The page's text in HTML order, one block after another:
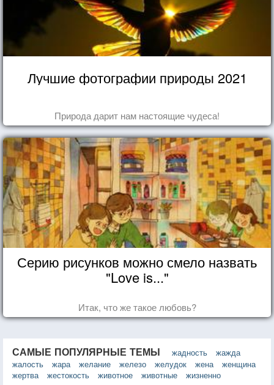
Лучшие фотографии природы 2021
Природа дарит нам настоящие чудеса!
Серию рисунков можно смело назвать
"Love is..."
Итак, что же такое любовь?
САМЫЕ ПОПУЛЯРНЫЕ ТЕМЫ жадность
жажда
жалость
жара желание железо желудок жена
женщина
жертва
жестокость животное животные
жизненно